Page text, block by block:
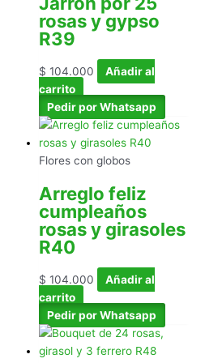
rosas y gypso
R39
$ 104.000
Añadir al
carrito
Pedir por Whatsapp
Flores con globos
Arreglo feliz
cumpleaños
rosas y girasoles
R40
$ 104.000
Añadir al
carrito
Pedir por Whatsapp